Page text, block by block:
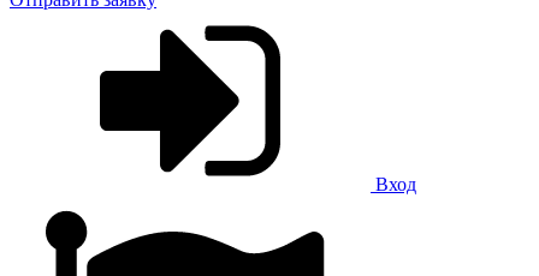
Вход